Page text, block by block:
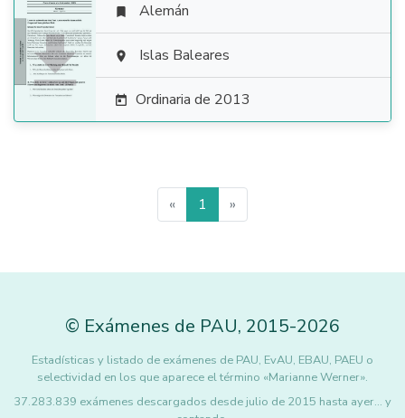

 Alemán
 Islas Baleares
 Ordinaria de 2013
« 1 »
© Exámenes de PAU, 2015-2026
Estadísticas y listado de exámenes de PAU, EvAU, EBAU, PAEU o
selectividad en los que aparece el término «Marianne Werner».
37.283.839 exámenes descargados desde julio de 2015 hasta ayer... y